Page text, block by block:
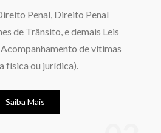
Penal, Direito Penal
de Trânsito, e demais Leis
Acompanhamento de vítimas
física ou jurídica).
Saiba Mais